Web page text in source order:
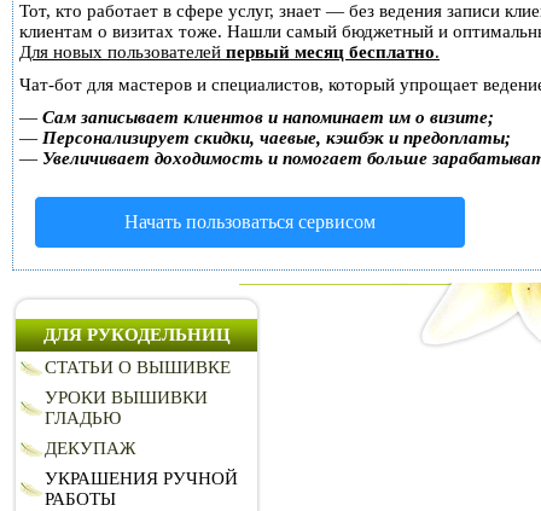
Тот, кто работает в сфере услуг, знает — без ведения записи
клиентам о визитах тоже. Нашли самый бюджетный и
Для новых пользователей первый месяц бесплатно.
Чат-бот для мастеров и специалистов, который упрощает
— Сам записывает клиентов и напоминает им о визите;
— Персонализирует скидки, чаевые, кэшбэк и предоплаты;
— Увеличивает доходимость и помогает больше
Начать пользоваться сервисом
ДЛЯ РУКОДЕЛЬНИЦ
СТАТЬИ О ВЫШИВКЕ
УРОКИ ВЫШИВКИ
ГЛАДЬЮ
ДЕКУПАЖ
УКРАШЕНИЯ РУЧНОЙ
РАБОТЫ